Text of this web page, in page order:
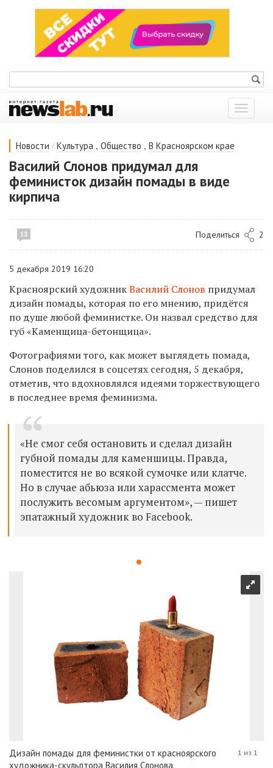
Показать
меню
Новости / Культура , Общество , В Красноярском крае
Василий Слонов придумал для
феминисток дизайн помады в виде
кирпича
13 Поделиться 2
5 декабря 2019 16:20
Красноярский художникВасилий Слонов придумал
дизайн помады, которая по его мнению, придётся
по душе любой феминистке. Он назвал средство для
губ «Каменщица-бетонщица».
Фотографиями того, как может выглядеть помада,
Слонов поделился в соцсетях сегодня, 5 декабря,
отметив, что вдохновлялся идеями торжествующего
в последнее время феминизма.
«Не смог себя остановить и сделал дизайн
губной помады для каменшицы. Правда,
поместится не во всякой сумочке или клатче.
Но в случае абьюза или харассмента может
послужить весомым аргументом»,— пишет
эпатажный художник во Facebook.
Дизайн помады для феминистки от красноярского
художника-скульптора Василия Слонова.
1 из 1